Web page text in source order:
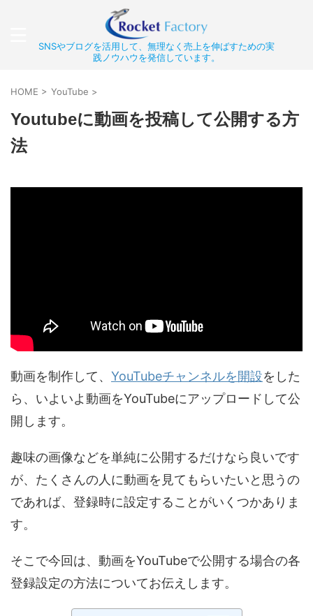
SNSやブログを活用して、無理なく売上を伸ばすための実
践ノウハウを発信しています。
HOME > YouTube >
Youtubeに動画を投稿して公開する方
法
動画を制作して、 YouTubeチャンネルを開設をした
ら、いよいよ動画をYouTubeにアップロードして公
開します。
趣味の画像などを単純に公開するだけなら良いです
が、たくさんの人に動画を見てもらいたいと思うの
であれば、登録時に設定することがいくつかありま
す。
そこで今回は、動画をYouTubeで公開する場合の各
登録設定の方法についてお伝えします。